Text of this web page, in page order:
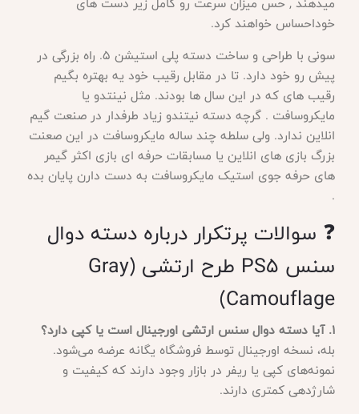
خوداحساس خواهند کرد.
سونی با طراحی و ساخت دسته پلی استیشن ۵. راه بزرگی در
پیش رو خود دارد. تا در مقابل رقیب خود یه بهتره بگیم
رقیب های که در این سال ها بودند. مثل نینتدو یا
مایکروسافت . گرچه دسته نیتندو زیاد طرفدار در صنعت گیم
انلاین ندارد. ولی سلطه چند ساله مایکروسافت در این صعنت
بزرگ بازی های انلاین یا مسابقات حرفه ای بازی اکثر گیمر
های حرفه جوی استیک مایکروسافت به دست دارن پایان بده
.
❓ سوالات پرتکرار درباره دسته دوال
سنس PS5 طرح ارتشی (Gray
Camouflage)
1. آیا دسته دوال سنس ارتشی اورجینال است یا کپی دارد؟
بله، نسخه اورجینال توسط فروشگاه یگانه عرضه می‌شود.
نمونه‌های کپی یا ریفر در بازار وجود دارند که کیفیت و
شارژدهی کمتری دارند.